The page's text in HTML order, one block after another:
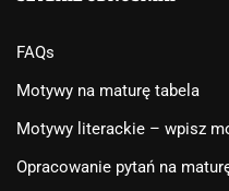
FAQs
Motywy na maturę tabela
Motywy literackie – wpisz
Opracowanie pytań na